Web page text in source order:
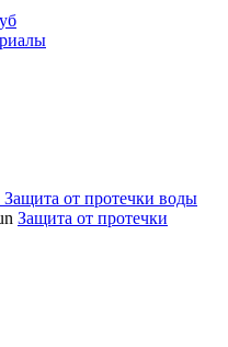
Защита от протечки воды
Защита от протечки